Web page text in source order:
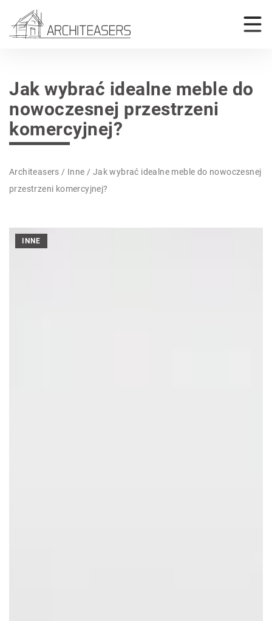
Jak wybrać idealne meble do
nowoczesnej przestrzeni
komercyjnej?
Architeasers / Inne / Jak wybrać idealne meble do nowoczesnej
przestrzeni komercyjnej?
INNE